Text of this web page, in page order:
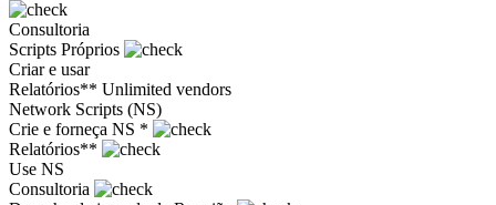
Consultoria
Scripts Próprios
Criar e usar
Relatórios** Unlimited vendors
Network Scripts (NS)
Crie e forneça NS *
Relatórios**
Use NS
Consultoria